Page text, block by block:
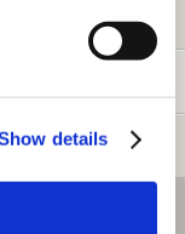
details